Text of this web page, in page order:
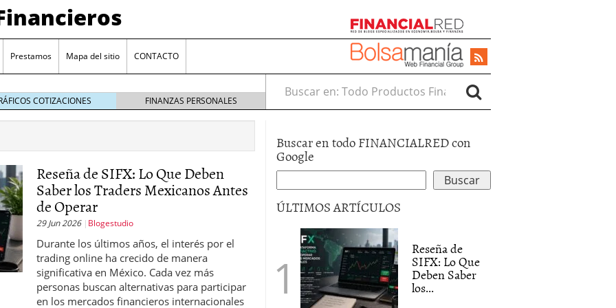
Prestamos Mapa del sitio CONTACTO
bancaria: nuevas perspectivas para productos
automotriz 26/01/2026
sigue al alza entre los hogares? 21/01/2026
nuevas cuentas al 1,5 % tras la
12/01/2026
vigentes en varias entidades: ¿qué plazos y
COTIZACIONES FINANZAS PERSONALES
Buscar en:
Reseña de SIFX: Lo Que Deben
Saber los Traders Mexicanos Antes
de Operar
29 Jun 2026 Blogestudio
Durante los últimos años, el interés por el
trading online ha crecido de manera
significativa en México. Cada vez más
personas buscan alternativas para participar
en los mercados financieros internacionales
Buscar en todo FINANCIALRED con
Google
ÚLTIMOS ARTÍCULOS
Reseña de
SIFX: Lo Que
Deben Saber
los...